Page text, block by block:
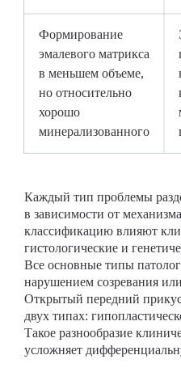
Формирование
эмалевого матрикса
в меньшем объеме,
но относительно
хорошо
минерализованного
Каждый тип проблемы
в зависимости от
классификацию влияют
гистологические и
Все основные типы
нарушением созревания
Открытый передний
двух типах:
Такое разнообразие
усложняет